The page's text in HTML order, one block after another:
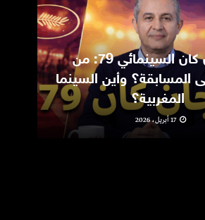
مهرجان كان السينمائي 79: من
المسابقة؟ وأين السينما
المغربية؟
17 أبريل، 2026